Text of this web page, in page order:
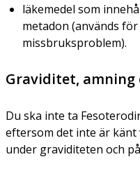
läkemedel som
metadon (används
missbruksproblem).
Graviditet,
Du ska inte ta
eftersom det inte är
under graviditeten och